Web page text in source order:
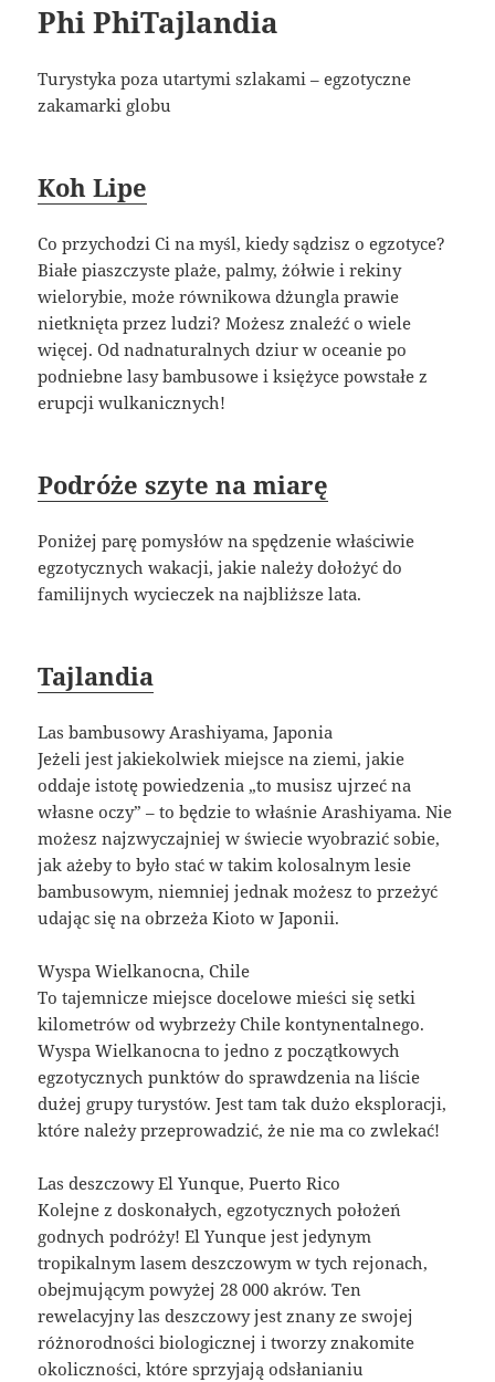
Phi PhiTajlandia
Turystyka poza utartymi szlakami – egzotyczne
zakamarki globu
Koh Lipe
Co przychodzi Ci na myśl, kiedy sądzisz o egzotyce?
Białe piaszczyste plaże, palmy, żółwie i rekiny
wielorybie, może równikowa dżungla prawie
nietknięta przez ludzi? Możesz znaleźć o wiele
więcej. Od nadnaturalnych dziur w oceanie po
podniebne lasy bambusowe i księżyce powstałe z
erupcji wulkanicznych!
Podróże szyte na miarę
Poniżej parę pomysłów na spędzenie właściwie
egzotycznych wakacji, jakie należy dołożyć do
familijnych wycieczek na najbliższe lata.
Tajlandia
Las bambusowy Arashiyama, Japonia
Jeżeli jest jakiekolwiek miejsce na ziemi, jakie
oddaje istotę powiedzenia „to musisz ujrzeć na
własne oczy” – to będzie to właśnie Arashiyama. Nie
możesz najzwyczajniej w świecie wyobrazić sobie,
jak ażeby to było stać w takim kolosalnym lesie
bambusowym, niemniej jednak możesz to przeżyć
udając się na obrzeża Kioto w Japonii.
Wyspa Wielkanocna, Chile
To tajemnicze miejsce docelowe mieści się setki
kilometrów od wybrzeży Chile kontynentalnego.
Wyspa Wielkanocna to jedno z początkowych
egzotycznych punktów do sprawdzenia na liście
dużej grupy turystów. Jest tam tak dużo eksploracji,
które należy przeprowadzić, że nie ma co zwlekać!
Las deszczowy El Yunque, Puerto Rico
Kolejne z doskonałych, egzotycznych położeń
godnych podróży! El Yunque jest jedynym
tropikalnym lasem deszczowym w tych rejonach,
obejmującym powyżej 28 000 akrów. Ten
rewelacyjny las deszczowy jest znany ze swojej
różnorodności biologicznej i tworzy znakomite
okoliczności, które sprzyjają odsłanianiu